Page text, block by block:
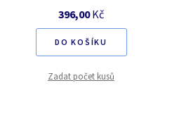
396,00Kč
DO KOŠÍKU
Zadat počet kusů